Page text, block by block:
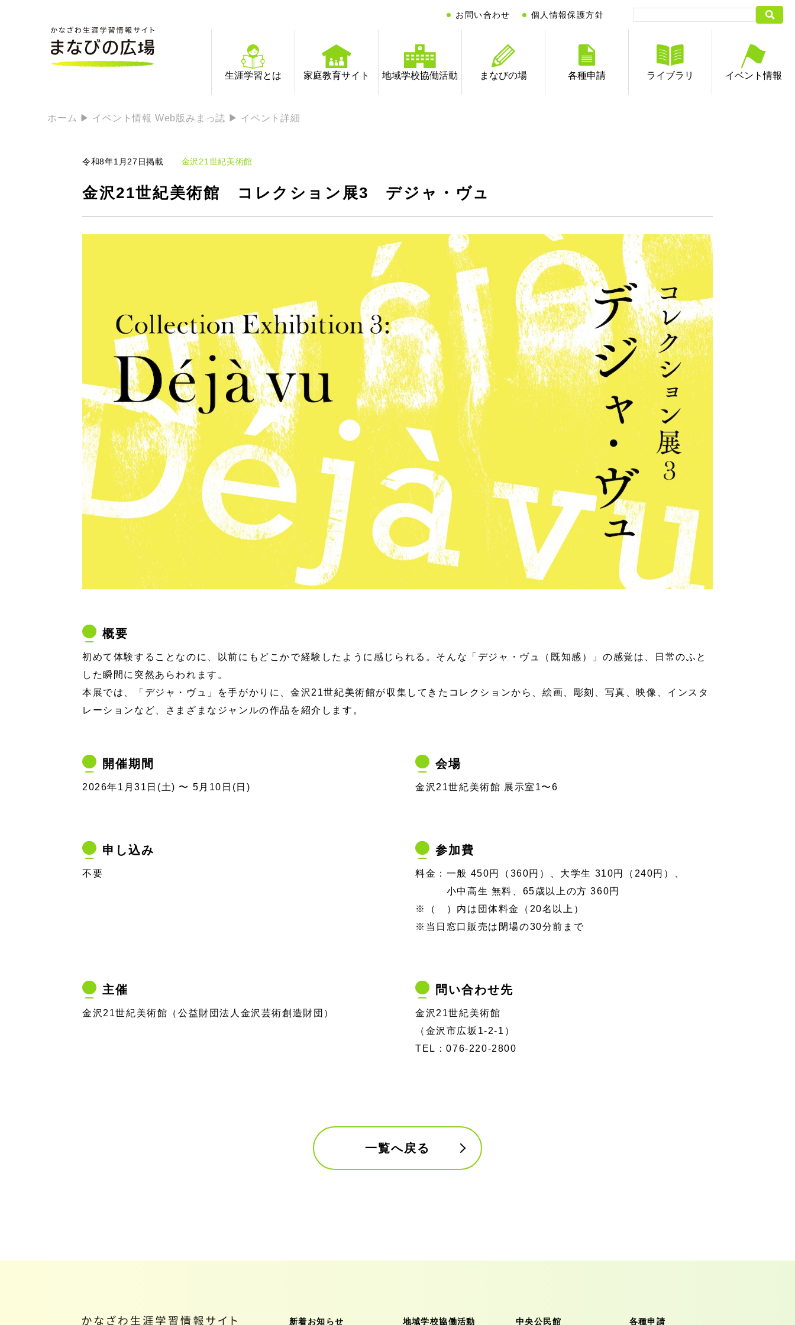
お問い合わせ 個人情報保護方針
生涯学習とは 家庭教育サイト 地域学校協働活動 まなびの場 各種申請 ライブラリ イベント情報
ホーム イベント情報 Web版みまっ誌 イベント詳細
令和8年1月27日掲載 金沢21世紀美術館
金沢21世紀美術館 コレクション展3 デジャ・ヴュ
概要
初めて体験することなのに、以前にもどこかで経験したように感じられる。そんな「デジャ・ヴュ（既知感）」の感覚は、日常のふと
した瞬間に突然あらわれます。
本展では、「デジャ・ヴュ」を手がかりに、金沢21世紀美術館が収集してきたコレクションから、絵画、彫刻、写真、映像、インスタ
レーションなど、さまざまなジャンルの作品を紹介します。
開催期間
2026年1月31日(土) 〜 5月10日(日)
会場
金沢21世紀美術館 展示室1〜6
申し込み
不要
参加費
料金：一般 450円（360円）、大学生 310円（240円）、
小中高生 無料、65歳以上の方 360円
※（ ）内は団体料金（20名以上）
※当日窓口販売は閉場の30分前まで
主催
金沢21世紀美術館（公益財団法人金沢芸術創造財団）
問い合わせ先
金沢21世紀美術館
（金沢市広坂1-2-1）
TEL：076-220-2800
一覧へ戻る
新着お知らせ 地域学校協働活動 中央公民館 各種申請